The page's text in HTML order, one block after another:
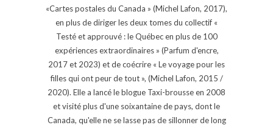
«Cartes postales du Canada » (Michel Lafon, 2017),
en plus de diriger les deux tomes du collectif «
Testé et approuvé : le Québec en plus de 100
expériences extraordinaires » (Parfum d'encre,
2017 et 2023) et de coécrire « Le voyage pour les
filles qui ont peur de tout », (Michel Lafon, 2015 /
2020). Elle a lancé le blogue Taxi-brousse en 2008
et visité plus d'une soixantaine de pays, dont le
Canada, qu'elle ne se lasse pas de sillonner de long